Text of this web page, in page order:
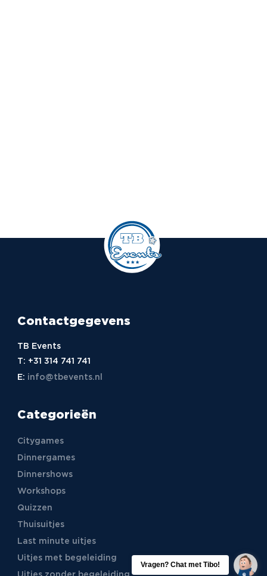
Contactgegevens
TB Events
T: +31 314 741 741
E: info@tbevents.nl
Categorieën
Citygames
Dinnergames
Dinnershows
Workshops
Quizzen
Thuisuitjes
Last minute uitjes
Uitjes met begeleiding